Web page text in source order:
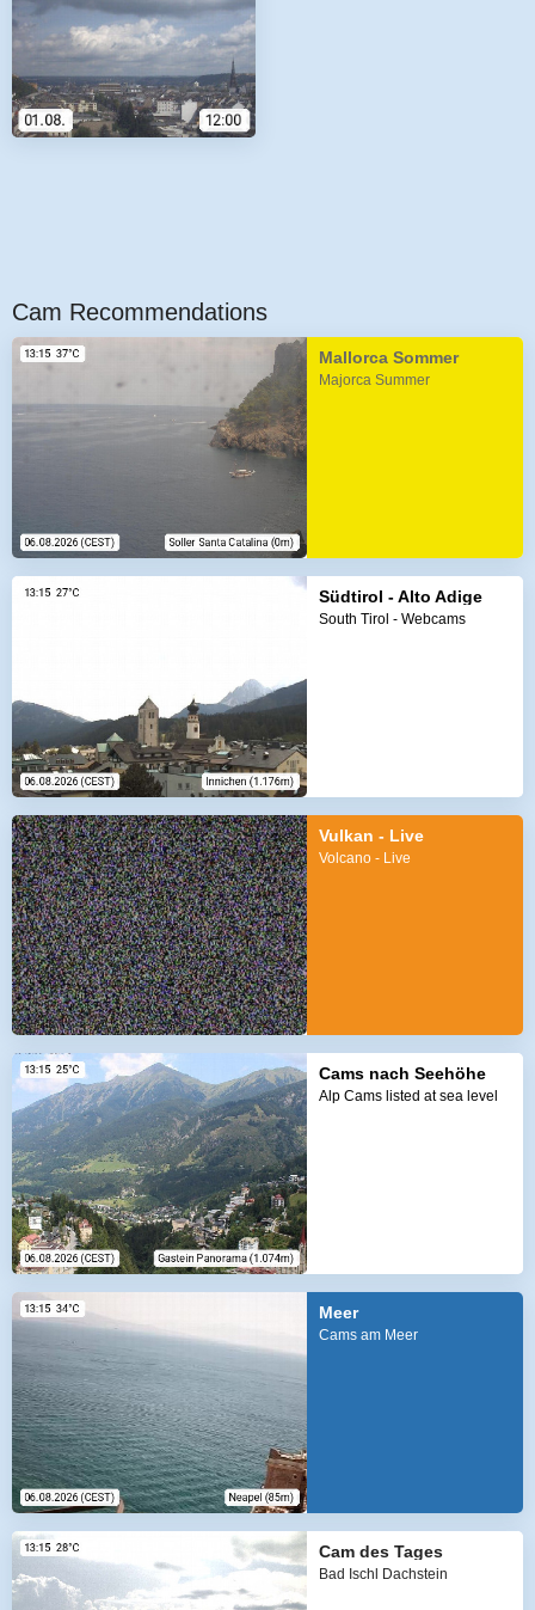
Cam Recommendations
Mallorca Sommer
Majorca Summer
Südtirol - Alto Adige
South Tirol - Webcams
Vulkan - Live
Volcano - Live
Cams nach Seehöhe
Alp Cams listed at sea level
Meer
Cams am Meer
Cam des Tages
Bad Ischl Dachstein